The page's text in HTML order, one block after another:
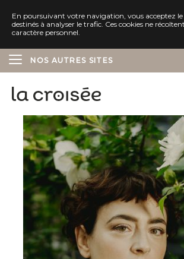
En poursuivant votre navigation, vous acceptez le
destinés à analyser le trafic. Ces cookies ne
caractère personnel.
NOS AUTRES SITES
ÉDITIONS DELCOURT
ÉDITIONS SOLEIL
ÉDITIONS MARCHIALY
ÉDITIONS LES AVRILS